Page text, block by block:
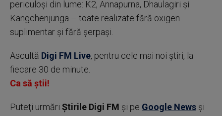
periculoşi din lume: K2, Annapurna, Dhaulagiri şi
Kangchenjunga – toate realizate fără oxigen
suplimentar şi fără şerpaşi.
Ascultă Digi FM Live, pentru cele mai noi știri, la
fiecare 30 de minute.
Ca să știi!
Puteţi urmări Știrile Digi FM şi pe Google News şi